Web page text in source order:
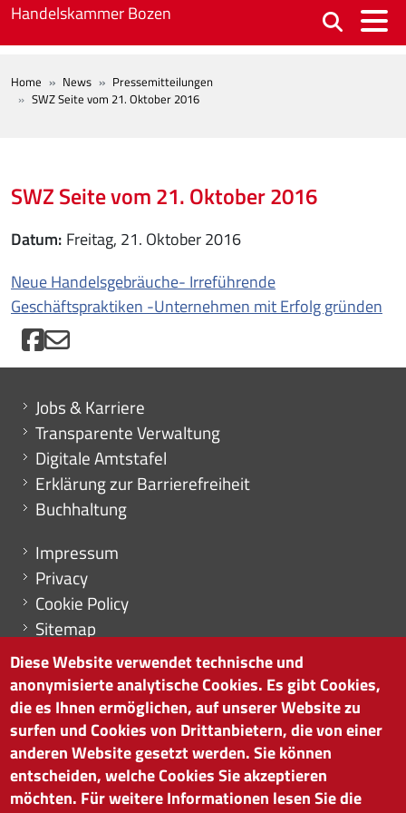
Skip to main content
Handelskammer Bozen
BREADCRUMB
Home News
Pressemitteilungen
SWZ Seite vom 21. Oktober 2016
SWZ Seite vom 21. Oktober 2016
Datum Freitag, 21. Oktober 2016
Neue Handelsgebräuche- Irreführende
Geschäftspraktiken -Unternehmen mit Erfolg gründen
Mini menu di servizio
Jobs & Karriere
Transparente Verwaltung
Digitale Amtstafel
Erklärung zur Barrierefreiheit
Buchhaltung
Menu footer
Impressum
Privacy
Cookie Policy
Sitemap
Cookie-Einstellungen
HANDELSKAMMER BOZEN
Südtiroler Straße 60 | I-39100 Bozen
Tel. 0471 945 511 |info@handelskammer.bz.it
Diese Website verwendet technische und
anonymisierte analytische Cookies. Es gibt Cookies,
die es Ihnen ermöglichen, auf unserer Website zu
surfen und Cookies von Drittanbietern, die von einer
anderen Website gesetzt werden. Sie können
entscheiden, welche Cookies Sie akzeptieren
möchten. Für weitere Informationen lesen Sie die